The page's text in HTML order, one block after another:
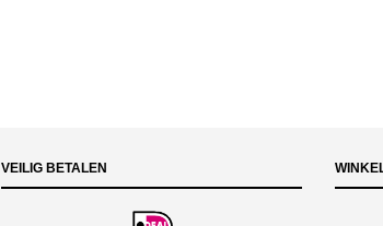
VEILIG BETALEN